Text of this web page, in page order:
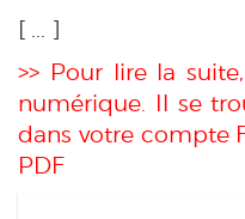
[ ... ]
>> Pour lire la
numérique. Il se
dans votre compte
PDF